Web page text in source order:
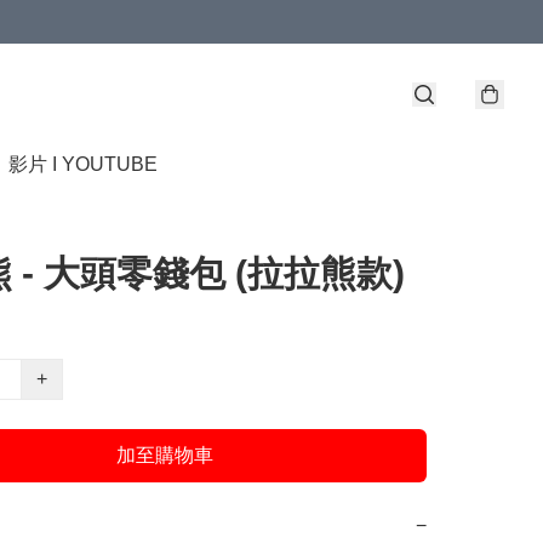
影片 I YOUTUBE
- 大頭零錢包 (拉拉熊款)
+
加至購物車
−